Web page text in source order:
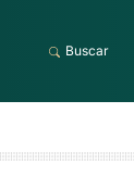
Buscar